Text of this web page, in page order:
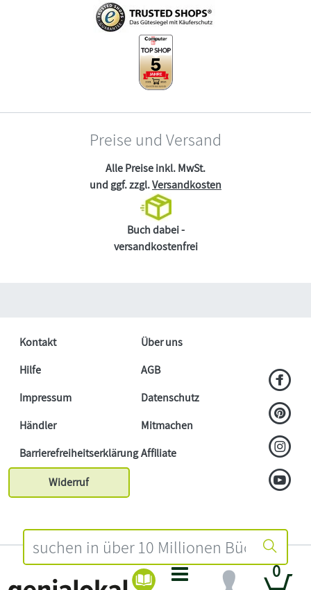
0
Preise und Versand
Alle Preise inkl. MwSt.
und ggf. zzgl.Versandkosten
Buch dabei -
versandkostenfrei
Kontakt
Über uns
Hilfe
AGB
Impressum
Datenschutz
Händler
Mitmachen
BarrierefreiheitserklärungAffiliate
Widerruf